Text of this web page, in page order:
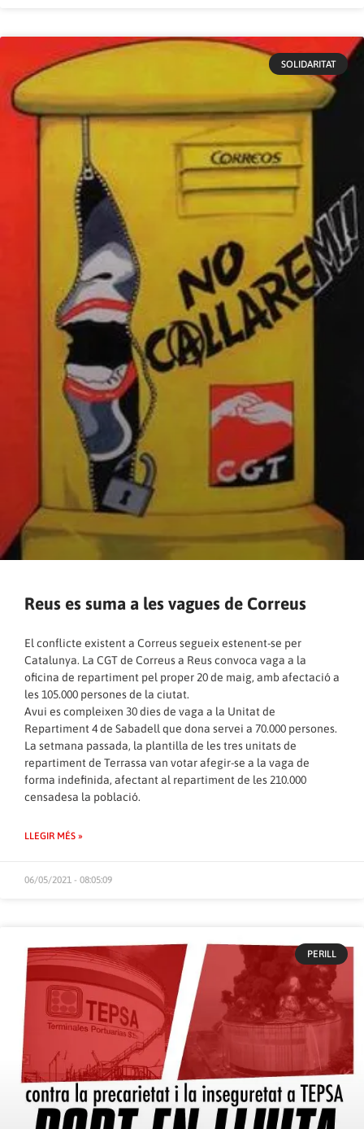
SOLIDARITAT
Reus es suma a les vagues de Correus
El conflicte existent a Correus segueix estenent-se per
Catalunya. La CGT de Correus a Reus convoca vaga a la
oficina de repartiment pel proper 20 de maig, amb afectació a
les 105.000 persones de la ciutat.
Avui es compleixen 30 dies de vaga a la Unitat de
Repartiment 4 de Sabadell que dona servei a 70.000 persones.
La setmana passada, la plantilla de les tres unitats de
repartiment de Terrassa van votar afegir-se a la vaga de
forma indefinida, afectant al repartiment de les 210.000
censadesa la població.
LLEGIR MÉS »
06/05/2021 - 08:05:09
PERILL